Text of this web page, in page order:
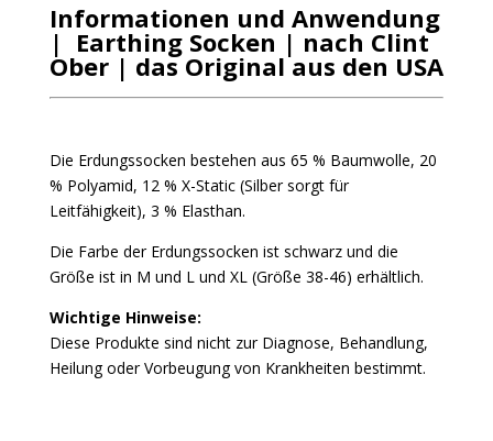
Informationen und Anwendung
| Earthing Socken | nach Clint
Ober | das Original aus den USA
Die Erdungssocken bestehen aus 65 % Baumwolle, 20
% Polyamid, 12 % X-Static (Silber sorgt für
Leitfähigkeit), 3 % Elasthan.
Die Farbe der Erdungssocken ist schwarz und die
Größe ist in M ​​und L und XL (Größe 38-46) erhältlich.
Wichtige Hinweise:
Diese Produkte sind nicht zur Diagnose, Behandlung,
Heilung oder Vorbeugung von Krankheiten bestimmt.